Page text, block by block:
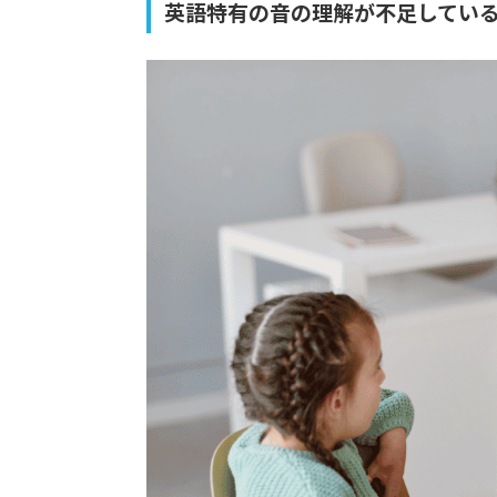
英語特有の音の理解が不足してい